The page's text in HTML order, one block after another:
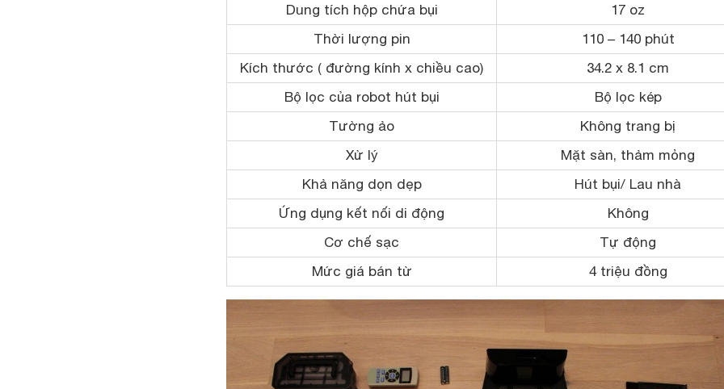
Dung tích hộp chứa bụi
17 oz
Thời lượng pin
110 – 140 phút
Kích thước ( đường kính x chiều cao)
34.2 x 8.1 cm
Bộ lọc của robot hút bụi
Bộ lọc kép
Tường ảo
Không trang bị
Xử lý
Mặt sàn, thảm mỏng
Khả năng dọn dẹp
Hút bụi/ Lau nhà
Ứng dụng kết nối di động
Không
Cơ chế sạc
Tự động
Mức giá bán từ
4 triệu đồng